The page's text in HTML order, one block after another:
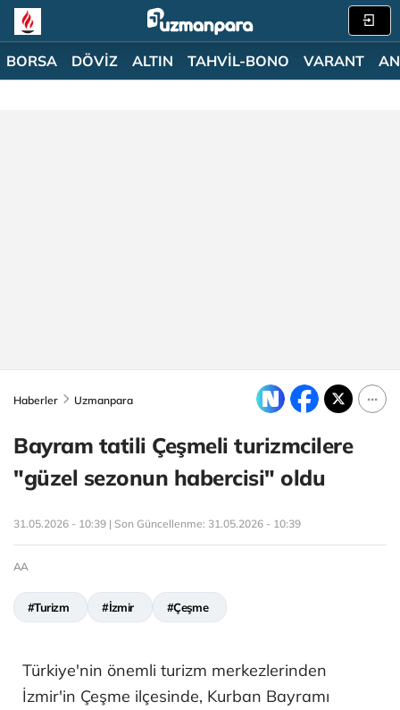
BORSA DÖVİZ ALTIN TAHVİL-BONO VARANT
Haberler Uzmanpara
Bayram tatili Çeşmeli turizmcilere
"güzel sezonun habercisi" oldu
31.05.2026 - 10:39 | Son Güncellenme: 31.05.2026 - 10:39
AA
#Turizm #İzmir #Çeşme
Türkiye'nin önemli turizm merkezlerinden
İzmir'in Çeşme ilçesinde, Kurban Bayramı